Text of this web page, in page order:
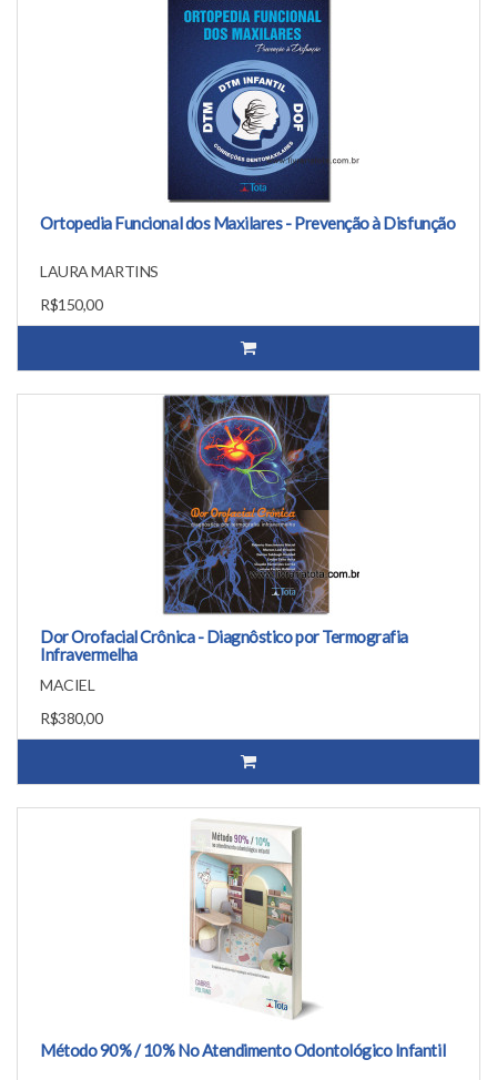
Ortopedia Funcional dos Maxilares - Prevenção à Disfunção
LAURA MARTINS
R$150,00
Dor Orofacial Crônica - Diagnôstico por Termografia
Infravermelha
MACIEL
R$380,00
Método 90% / 10% No Atendimento Odontológico Infantil